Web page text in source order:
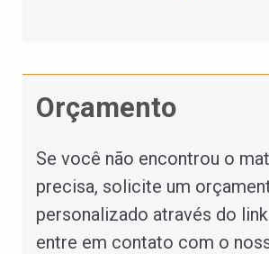
Orçamento
Se você não encontrou o
precisa, solicite um
personalizado através do
entre em contato com o